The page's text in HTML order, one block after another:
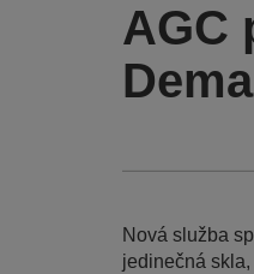
AGC
Nová služba
jedinečná